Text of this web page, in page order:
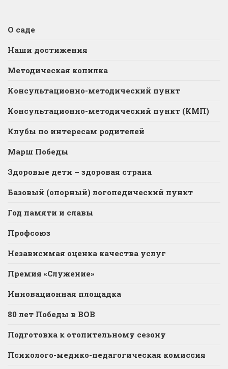
О саде
Наши достижения
Методическая копилка
Консультационно-методический пункт
Консультационно-методический пункт (КМП)
Клубы по интересам родителей
Марш Победы
Здоровые дети – здоровая страна
Базовый (опорный) логопедический пункт
Год памяти и славы
Профсоюз
Независимая оценка качества услуг
Премия «Служение»
Инновационная площадка
80 лет Победы в ВОВ
Подготовка к отопительному сезону
Психолого-медико-педагогическая комиссия